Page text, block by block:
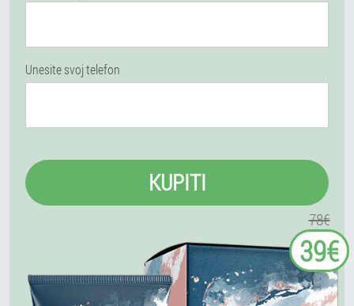
Unesite svoj telefon
KUPITI
78€
39€